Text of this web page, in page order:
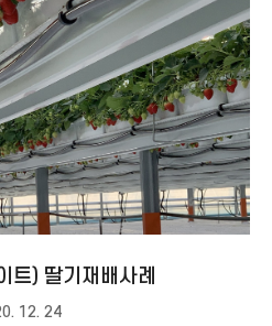
트) 딸기재배사례
12. 24